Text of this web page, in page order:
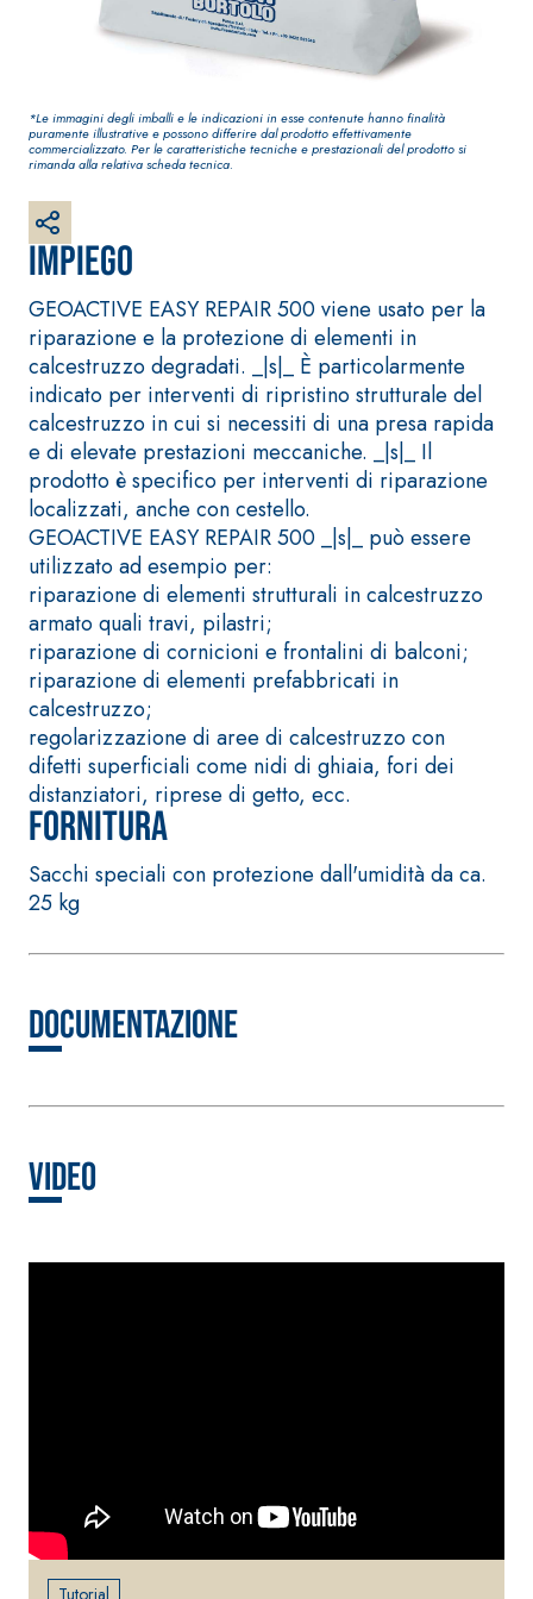
Impiego
GEOACTIVE EASY REPAIR 500 viene usato per la
riparazione e la protezione di elementi in
calcestruzzo degradati. _|s|_ È particolarmente
indicato per interventi di ripristino strutturale del
calcestruzzo in cui si necessiti di una presa rapida
e di elevate prestazioni meccaniche. _|s|_ Il
prodotto è specifico per interventi di riparazione
localizzati, anche con cestello.
GEOACTIVE EASY REPAIR 500 _|s|_ può essere
utilizzato ad esempio per:
riparazione di elementi strutturali in calcestruzzo
armato quali travi, pilastri;
riparazione di cornicioni e frontalini di balconi;
riparazione di elementi prefabbricati in
calcestruzzo;
regolarizzazione di aree di calcestruzzo con
difetti superficiali come nidi di ghiaia, fori dei
distanziatori, riprese di getto, ecc.
Fornitura
Sacchi speciali con protezione dall'umidità da ca.
25 kg
*Le immagini degli imballi e le indicazioni in esse contenute hanno finalità
puramente illustrative e possono differire dal prodotto effettivamente
commercializzato. Per le caratteristiche tecniche e prestazionali del prodotto si
rimanda alla relativa scheda tecnica.
Documentazione
Video
bianco fibrorinforzato a
base di calce aerea,
per interni ed esterni
Sistema RIPRISTINO DEL
CALCESTRUZZO
PRODOTTI TIXOTROPICI
GEOACTIVE R4 40
Malta rapida contenente
speciali leganti
solfatoresistenti,
polimero-modificata,
tixotropica,
fibrorinforzata, per la
passivazione,
riparazione, rasatura e
protezione di strutture
in calcestruzzo
Sistema POSA
RIVESTIMENTI
FASSAFLOOR –
POSA
FASSAFLOOR LA
Lisciatura
a base di
conducibilità
massetti radianti
spessore in
Sistema ISOLAMENTO
A 96 RESPHIRA
alleggerito, fibrato, con
inerti alleggeriti